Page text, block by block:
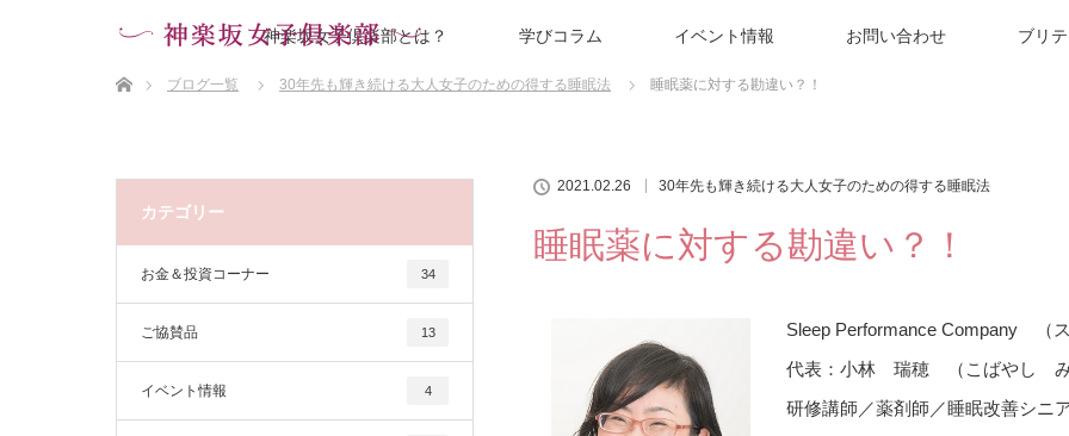
神楽坂女子倶楽部とは？ 学びコラム イベント情報 お問い合わせ ブリ
ブログ一覧
30年先も輝き続ける大人女子のための得する睡眠法 睡眠薬に対する勘違い？！
2021.02.26 30年先も輝き続ける大人女子のための得する睡眠法
睡眠薬に対する勘違い？！
Sleep Performance Company （
代表：小林 瑞穂 （こばやし
研修講師／薬剤師／睡眠改善シニ
カテゴリー
お金＆投資コーナー 34
ご協賛品 13
イベント情報 4